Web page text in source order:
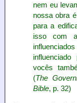
nem eu
nossa obra
para a
isso com
vocês
(The
Bible, p. 32)